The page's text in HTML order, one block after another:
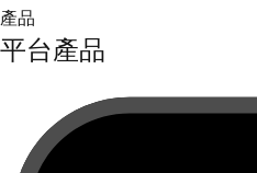
產品
平台產品